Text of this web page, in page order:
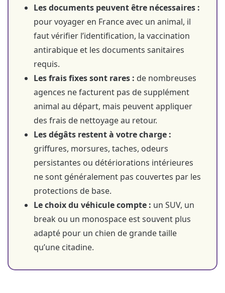
Les documents peuvent être nécessaires :
pour voyager en France avec un animal, il
faut vérifier l’identification, la vaccination
antirabique et les documents sanitaires
requis.
Les frais fixes sont rares : de nombreuses
agences ne facturent pas de supplément
animal au départ, mais peuvent appliquer
des frais de nettoyage au retour.
Les dégâts restent à votre charge :
griffures, morsures, taches, odeurs
persistantes ou détériorations intérieures
ne sont généralement pas couvertes par les
protections de base.
Le choix du véhicule compte : un SUV, un
break ou un monospace est souvent plus
adapté pour un chien de grande taille
qu’une citadine.